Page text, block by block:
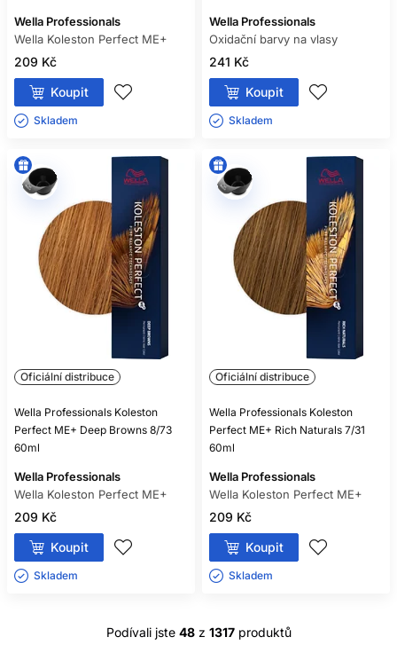
Wella Professionals
Wella Koleston Perfect ME+
209 Kč
Koupit
Skladem ㅤ
Wella Professionals
Oxidační barvy na vlasy
241 Kč
Koupit
Skladem ㅤ
Oficiální distribuce
Wella Professionals Koleston
Perfect ME+ Deep Browns 8/73
60ml
Wella Professionals
Wella Koleston Perfect ME+
209 Kč
Koupit
Skladem ㅤ
Oficiální distribuce
Wella Professionals Koleston
Perfect ME+ Rich Naturals 7/31
60ml
Wella Professionals
Wella Koleston Perfect ME+
209 Kč
Koupit
Skladem ㅤ
Podívali jste 48z 1317produktů